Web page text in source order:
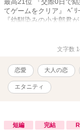
てゲームをクリア』 ﾍﾞ
『幼馴染みの小太郎君
て恋愛ランキング最高
リスタさんにて恋愛ト
弟』 エブリスタさんに
位 エブリスタさんにて
のカットページ:16-15
りますが、どれを先に
なものを回収していく
文字数
恋愛 大人の恋
エタニティ
短編 完結